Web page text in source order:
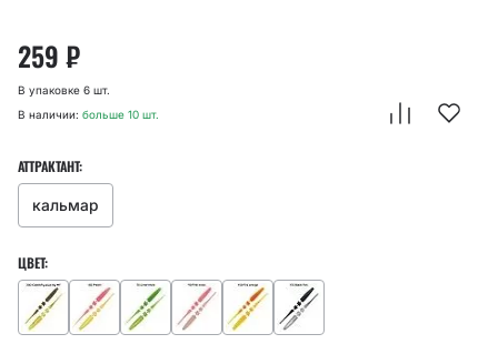
259₽
В упаковке 6 шт.
В наличии: больше 10 шт.
АТТРАКТАНТ:
кальмар
ЦВЕТ: